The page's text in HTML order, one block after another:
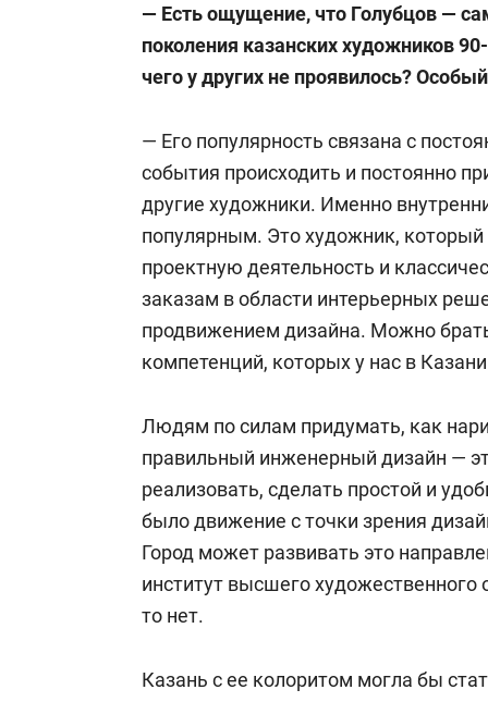
— Есть ощущение, что Голубцов —
поколения казанских художников
чего у других не проявилось?
— Его популярность связана с
события происходить и постоянно
другие художники. Именно
популярным. Это художник, который
проектную деятельность и
заказам в области интерьерных
продвижением дизайна. Можно
компетенций, которых у нас в
Людям по силам придумать, как
правильный инженерный дизайн —
реализовать, сделать простой и
было движение с точки зрения
Город может развивать это
институт высшего
то нет.
Казань с ее колоритом могла бы